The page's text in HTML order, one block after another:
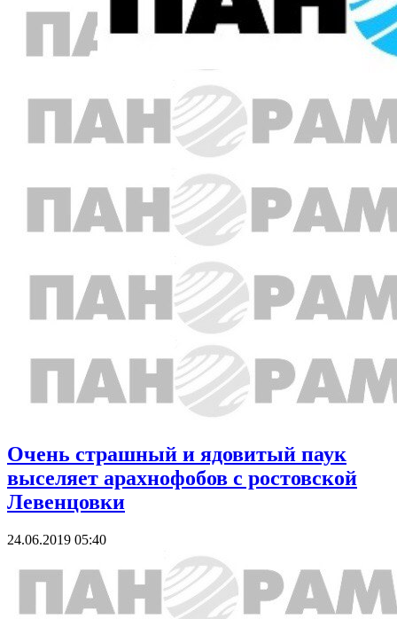
Очень страшный и ядовитый паук
выселяет арахнофобов с ростовской
Левенцовки
24.06.2019 05:40